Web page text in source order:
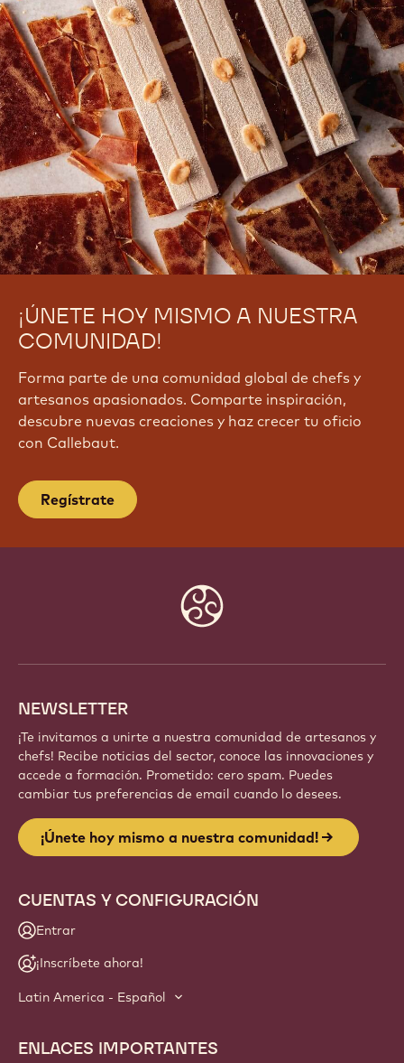
¡ÚNETE HOY MISMO A NUESTRA
COMUNIDAD!
Forma parte de una comunidad global de chefs y
artesanos apasionados. Comparte inspiración,
descubre nuevas creaciones y haz crecer tu oficio
con Callebaut.
Regístrate
NEWSLETTER
¡Te invitamos a unirte a nuestra comunidad de artesanos y
chefs! Recibe noticias del sector, conoce las innovaciones y
accede a formación. Prometido: cero spam. Puedes
cambiar tus preferencias de email cuando lo desees.
¡Únete hoy mismo a nuestra comunidad!
CUENTAS Y CONFIGURACIÓN
Entrar
¡Inscríbete ahora!
Latin America - Español
Footer
ENLACES IMPORTANTES